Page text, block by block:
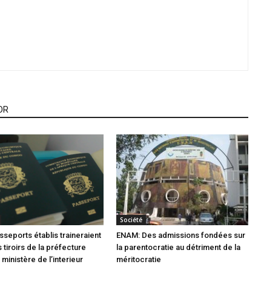
établis traineraient
tiroirs de la préfecture
ministère de l’interieur
Société
ENAM: Des admissions fondées sur
la parentocratie au détriment de la
méritocratie